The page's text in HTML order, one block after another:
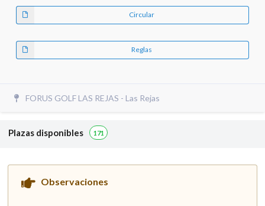
Circular
Reglas
FORUS GOLF LAS REJAS - Las Rejas
Plazas disponibles 171
Observaciones